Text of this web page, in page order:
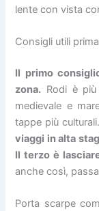
lente con vista
Consigli utili
Il primo
zona. Rodi è
medievale e
tappe più culturali.
viaggi in alta
Il terzo è
anche così,
Porta scarpe